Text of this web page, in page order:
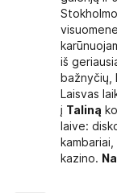
iš
bažnyčių,
Laisvas
į Taliną
laive:
kazino.